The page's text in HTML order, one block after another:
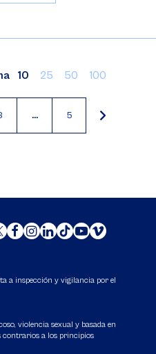
10 25 50 100
Página
… 5
a inspección y vigilancia por el
violencia sexual y basada en
contrarios a los principios